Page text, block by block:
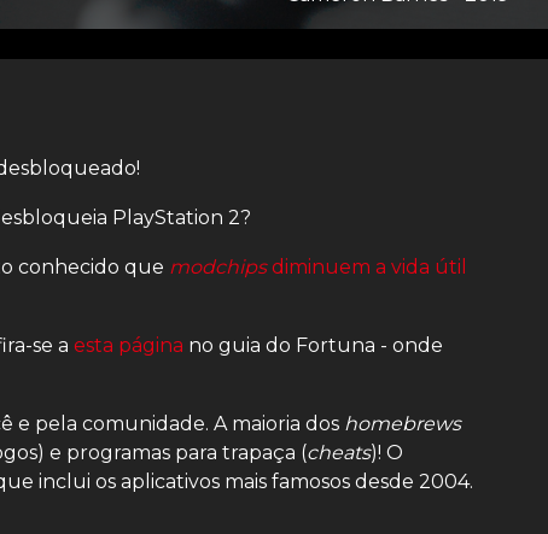
PlayStation 2?
conhecido que modchipsdiminuem a vida útil
se a esta página no guia do Fortuna - onde
e pela comunidade. A maioria dos homebrews
e programas para trapaça (cheats)! O
inclui os aplicativos mais famosos desde 2004.